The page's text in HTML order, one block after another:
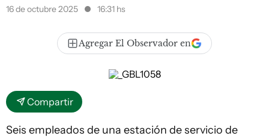
16 de octubre 2025 16:31 hs
Agregar El Observador en
Compartir
Seis empleados de una estación de servicio de